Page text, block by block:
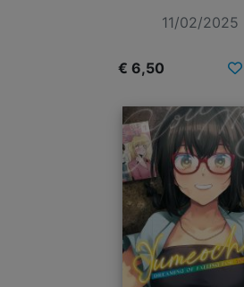
11/02/2025
€ 6,50